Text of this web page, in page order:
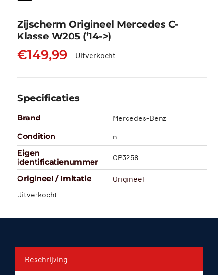
Zijscherm Origineel Mercedes C-
Klasse W205 (’14->)
€149,99 Uitverkocht
Specificaties
Brand
Mercedes-Benz
Condition
n
Eigen
identificatienummer
CP3258
Origineel / Imitatie
Origineel
Uitverkocht
Beschrijving